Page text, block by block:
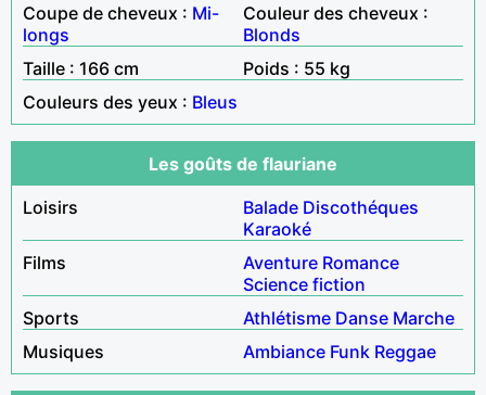
Coupe de cheveux : Mi-
longs
Couleur des cheveux :
Blonds
Taille : 166 cm
Poids : 55 kg
Couleurs des yeux : Bleus
Les goûts de flauriane
Loisirs
Balade Discothéques
Karaoké
Films
Aventure Romance
Science fiction
Sports
Athlétisme Danse Marche
Musiques
Ambiance Funk Reggae